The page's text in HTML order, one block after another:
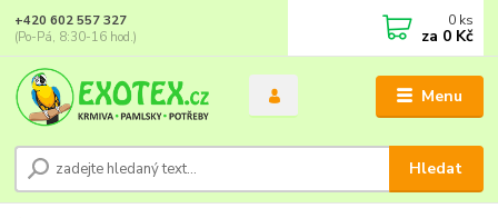
Menu
Hledat
+420 602 557 327
(Po-Pá, 8:30-16 hod.)
0 ks
za 0 Kč